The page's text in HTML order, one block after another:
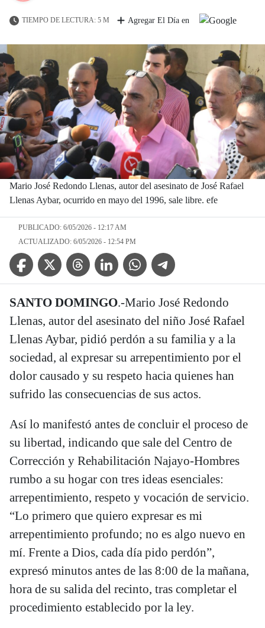
TIEMPO DE LECTURA: 5 M Agregar El Día en
Mario José Redondo Llenas, autor del asesinato de José Rafael
Llenas Aybar, ocurrido en mayo del 1996, sale libre. efe
PUBLICADO: 6/05/2026 - 12:17 AM
ACTUALIZADO: 6/05/2026 - 12:54 PM
Facebook IconTwitter IconThreads IconLinkedin IconWhatsApp IconTelegram Icon
SANTO DOMINGO.-Mario José Redondo
Llenas, autor del asesinato del niño José Rafael
Llenas Aybar, pidió perdón a su familia y a la
sociedad, al expresar su arrepentimiento por el
dolor causado y su respeto hacia quienes han
sufrido las consecuencias de sus actos.
Así lo manifestó antes de concluir el proceso de
su libertad, indicando que sale del Centro de
Corrección y Rehabilitación Najayo-Hombres
rumbo a su hogar con tres ideas esenciales:
arrepentimiento, respeto y vocación de servicio.
“Lo primero que quiero expresar es mi
arrepentimiento profundo; no es algo nuevo en
mí. Frente a Dios, cada día pido perdón”,
expresó minutos antes de las 8:00 de la mañana,
hora de su salida del recinto, tras completar el
procedimiento establecido por la ley.